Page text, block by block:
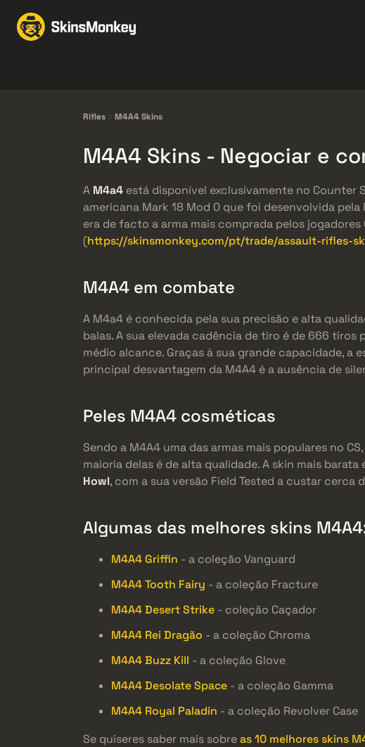
Rifles M4A4 Skins
M4A4 Skins - Negociar e
A M4a4 está disponível exclusivamente no Counter
americana Mark 18 Mod 0 que foi desenvolvida pela
era de facto a arma mais comprada pelos
(https://skinsmonkey.com/pt/trade/assault-rifles-
M4A4 em combate
A M4a4 é conhecida pela sua precisão e alta
balas. A sua elevada cadência de tiro é de 666
médio alcance. Graças à sua grande capacidade, a
principal desvantagem da M4A4 é a ausência de
Peles M4A4 cosméticas
Sendo a M4A4 uma das armas mais populares no
maioria delas é de alta qualidade. A skin mais barata
Howl, com a sua versão Field Tested a custar
Algumas das melhores skins
M4A4 Griffin - a coleção Vanguard
M4A4 Tooth Fairy - a coleção Fracture
M4A4 Desert Strike - coleção Caçador
M4A4 Rei Dragão - a coleção Chroma
M4A4 Buzz Kill - a coleção Glove
M4A4 Desolate Space - a coleção Gamma
M4A4 Royal Paladin - a coleção Revolver Case
Se quiseres saber mais sobreas 10 melhores skins